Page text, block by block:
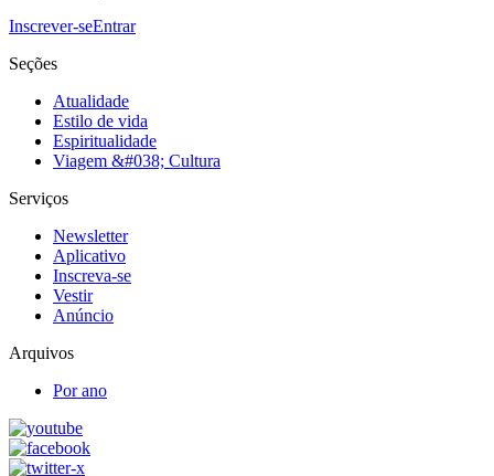
Inscrever-seEntrar
Seções
Atualidade
Estilo de vida
Espiritualidade
Viagem &#038; Cultura
Serviços
Newsletter
Aplicativo
Inscreva-se
Vestir
Anúncio
Arquivos
Por ano